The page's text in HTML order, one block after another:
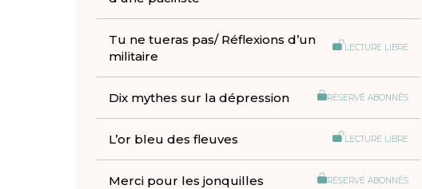
Tu ne tueras pas/ Réflexions d’un
militaire
LECTURE LIBRE
Dix mythes sur la dépression RÉSERVÉ ABONNÉS
L’or bleu des fleuves LECTURE LIBRE
Merci pour les jonquilles RÉSERVÉ ABONNÉS